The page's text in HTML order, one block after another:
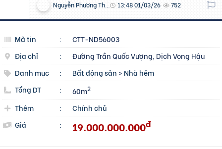
13:48 01/03/26 752
Mã tin :
CTT-ND56003
Địa chỉ
:
Đường Trần Quốc Vượng, Dịch Vọng Hậu
Danh mục
: Bất động sản > Nhà hẻm
Tổng DT
: 60m2
Thêm :
Chính chủ
Giá
: 19.000.000.000đ